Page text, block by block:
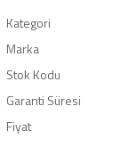
Kategori
Marka
Stok Kodu
Garanti Süresi
Fiyat